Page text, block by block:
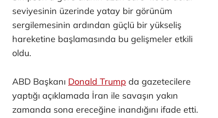
seviyesinin üzerinde yatay bir görünüm
sergilemesinin ardından güçlü bir yükseliş
hareketine başlamasında bu gelişmeler etkili
oldu.
ABD Başkanı Donald Trump da gazetecilere
yaptığı açıklamada İran ile savaşın yakın
zamanda sona ereceğine inandığını ifade etti.